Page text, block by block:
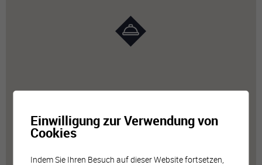
Einwilligung zur Verwendung von
Cookies
Indem Sie Ihren Besuch auf dieser Website fortsetzen,